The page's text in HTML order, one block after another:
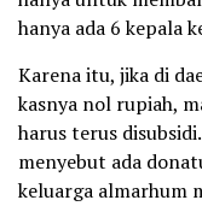
hanya ada 6 kepala
Karena itu, jika di
kasnya nol rupiah,
harus terus
menyebut ada
keluarga almarhum